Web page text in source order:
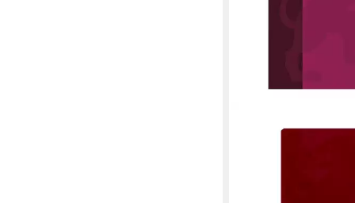
Schulheft Schule, A4,